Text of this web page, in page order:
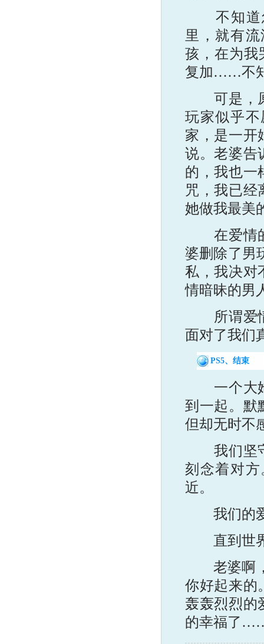
不知道怎
里，就有
孩，在为我
复加……不
可是，原
玩家似乎
家，是一开
说。老婆告
的，我也一
咒，我已经
她做我最美
在爱情的
婆删除了男
私，我决对
情暗昧的男
所谓爱情
面对了我们
PS5、结束
一个大她
到一起。默
但却无时不
我们坚守
刻念着对
近。
我们的爱
直到世
老婆啊，
你好起来的
轰轰烈烈的
的幸福了